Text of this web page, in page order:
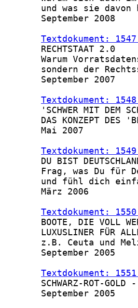
und was sie davon
       September 2008
Textdokument:
       RECHTSTAAT 2.0
Warum
sondern der
       September 2007
Textdokument:
'SCHWER MIT DEM
DAS KONZEPT DES
       Mai 2007
Textdokument:
DU BIST
Frag, was Du für
und fühl dich
       März 2006
Textdokument:
BOOTE, DIE VOLL
LUXUSLINER FÜR
z.B. Ceuta und
       September 2005
Textdokument:
SCHWARZ-ROT-GOLD
       September 2005